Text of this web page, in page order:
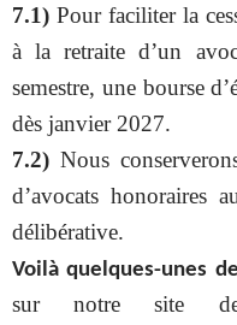
7.1) Pour faciliter la
à la retraite d’un
semestre, une bourse
dès janvier 2027.
7.2) Nous
d’avocats honoraires
délibérative.
Voilà quelques-unes
sur notre site